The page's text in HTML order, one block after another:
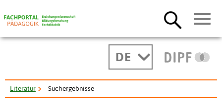
DE
Literatur Suchergebnisse